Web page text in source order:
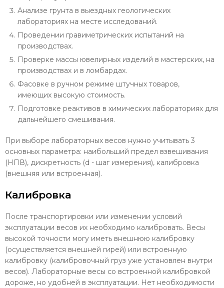
Анализе грунта в выездных геологических
лабораториях на месте исследований.
Проведении гравиметрических испытаний на
производствах.
Проверке массы ювелирных изделий в мастерских, на
производствах и в ломбардах.
Фасовке в ручном режиме штучных товаров,
имеющих высокую стоимость.
Подготовке реактивов в химических лабораториях для
дальнейшего смешивания.
При выборе лабораторных весов нужно учитывать 3
основных параметра: наибольший предел взвешивания
(НПВ), дискретность (d - шаг измерения), калибровка
(внешняя или встроенная).
Калибровка
После транспортировки или изменении условий
эксплуатации весов их необходимо калибровать. Весы
высокой точности могу иметь внешнюю калибровку
(осуществляется внешней гирей) или встроенную
калибровку (калибровочный груз уже установлен внутри
весов). Лабораторные весы со встроенной калибровкой
дороже, но удобней в эксплуатации. Нет необходимости